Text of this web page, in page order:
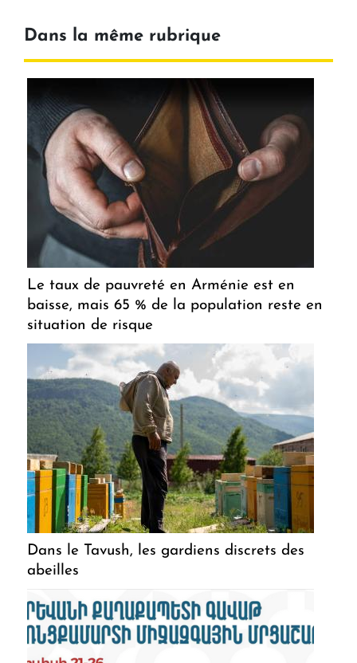
Dans la même rubrique
Le taux de pauvreté en Arménie est en
baisse, mais 65 % de la population reste en
situation de risque
Dans le Tavush, les gardiens discrets des
abeilles